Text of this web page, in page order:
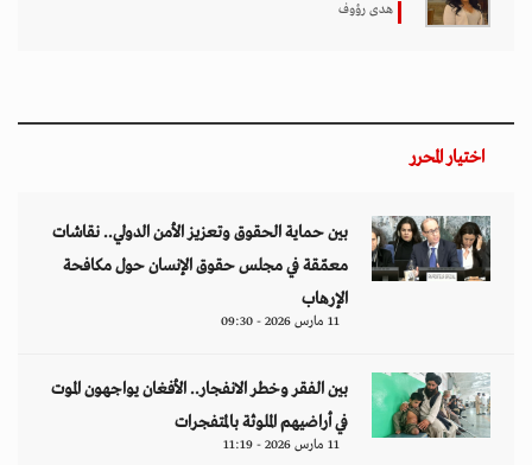
هدى رؤوف
اختيار المحرر
بين حماية الحقوق وتعزيز الأمن الدولي.. نقاشات
معمّقة في مجلس حقوق الإنسان حول مكافحة
الإرهاب
11 مارس 2026 - 09:30
بين الفقر وخطر الانفجار.. الأفغان يواجهون الموت
في أراضيهم الملوثة بالمتفجرات
11 مارس 2026 - 11:19